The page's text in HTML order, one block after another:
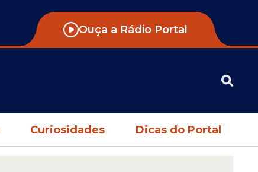
Ouça a Rádio Portal
Curiosidades Dicas do Portal